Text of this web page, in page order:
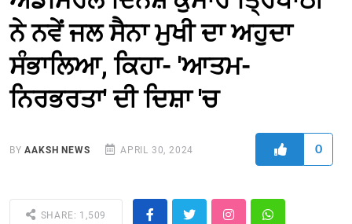
ਨੇ ਨਵੇਂ ਜਲ ਸੈਨਾ ਮੁਖੀ ਦਾ ਅਹੁਦਾ
ਸੰਭਾਲਿਆ, ਕਿਹਾ- 'ਆਤਮ-
ਨਿਰਭਰਤਾ' ਦੀ ਦਿਸ਼ਾ 'ਚ
BYAAKSH NEWS APRIL 30, 2024 0
SHARE: 1,509